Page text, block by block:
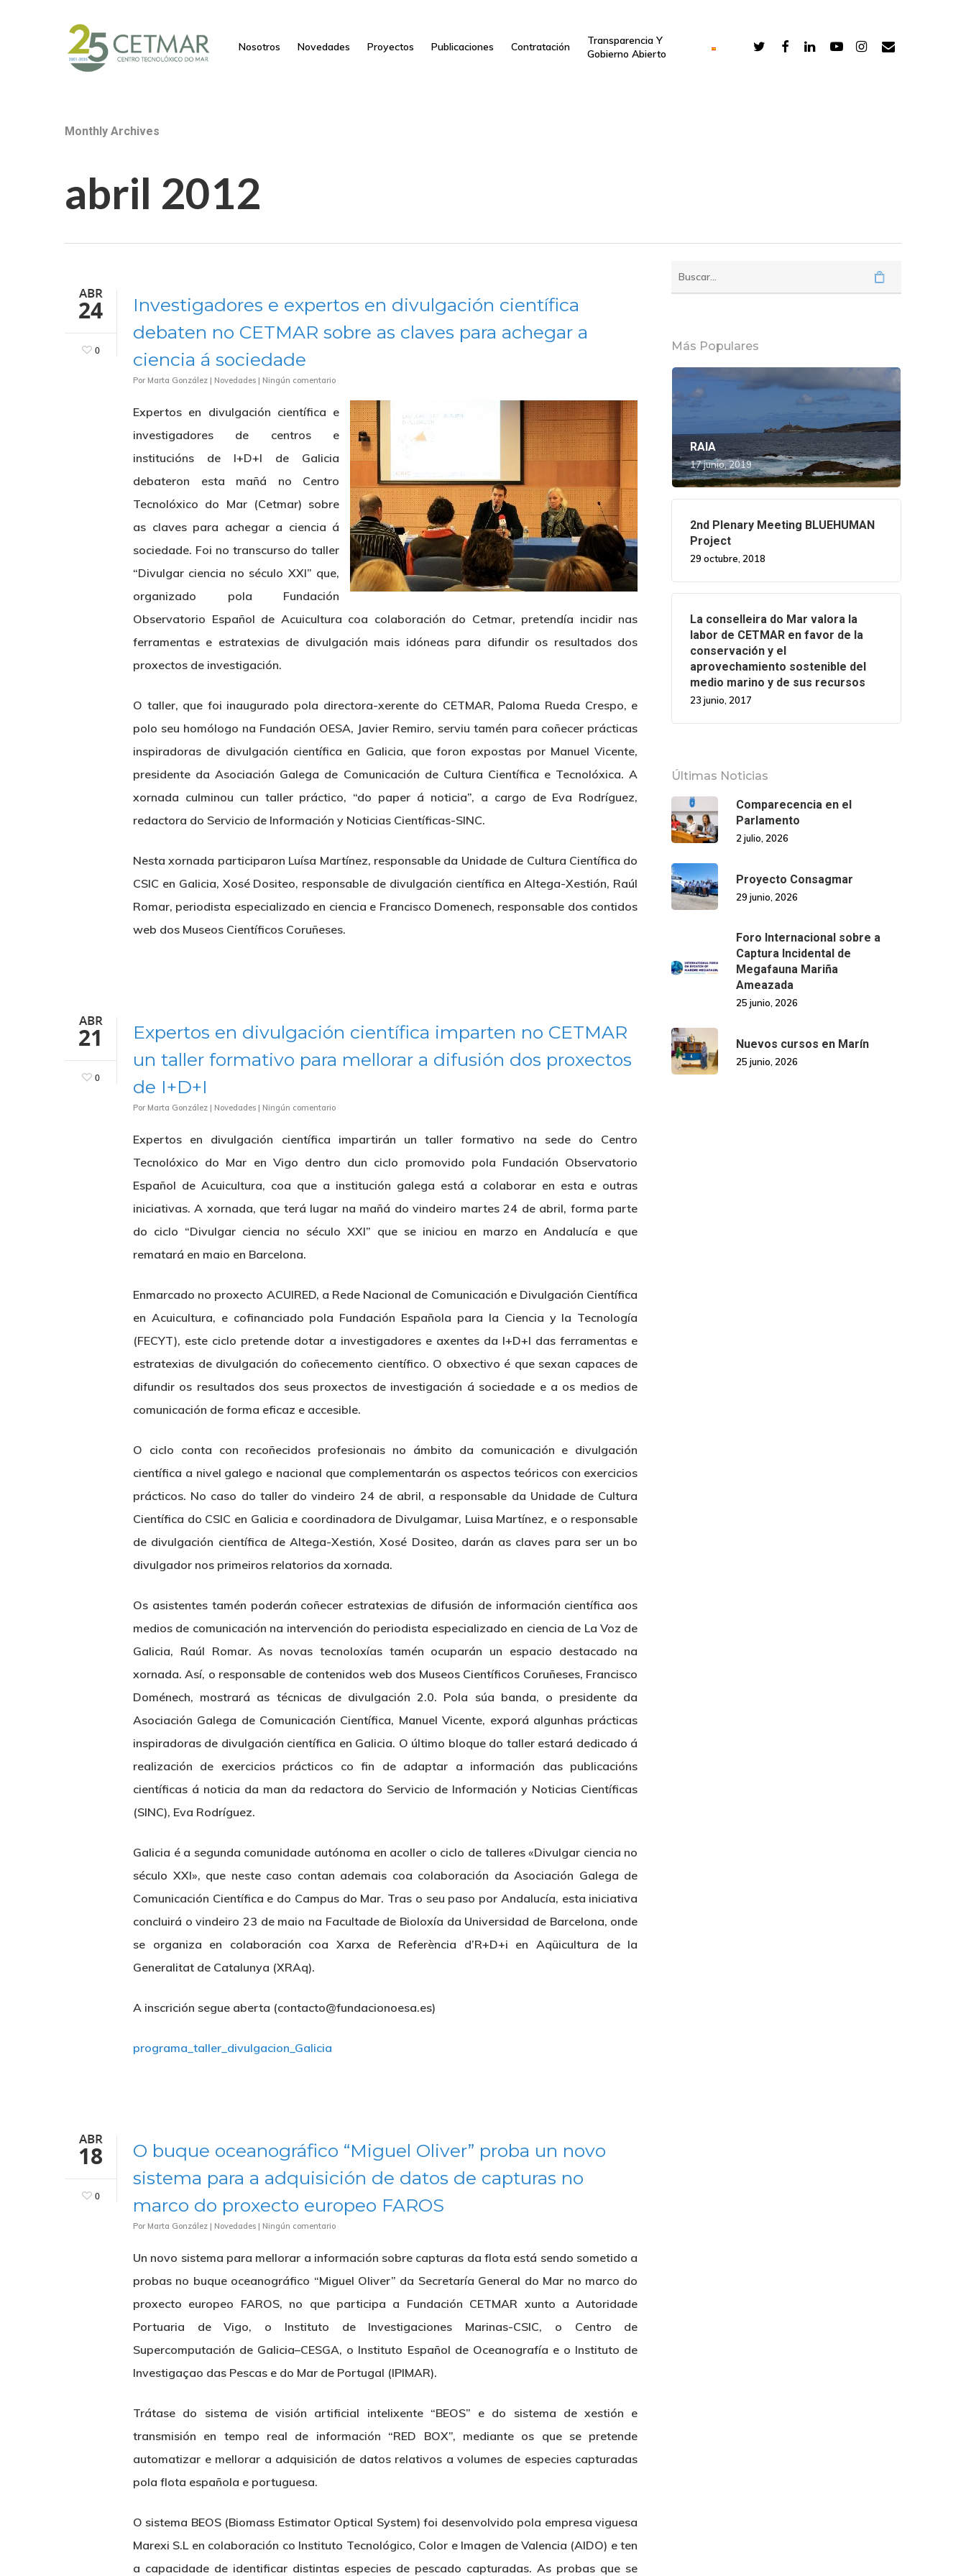
Hit enter to search or ESC to close
Nosotros Novedades Proyectos Publicaciones Contratación
Transparencia Y
Gobierno Abierto
Monthly Archives
abril 2012
ABR
24
0
Investigadores e expertos en divulgación científica
debaten no CETMAR sobre as claves para achegar a
ciencia á sociedade
Por Marta González | Novedades | Ningún comentario
Expertos en divulgación científica e
investigadores de centros e
institucións de I+D+I de Galicia
debateron esta mañá no Centro
Tecnolóxico do Mar (Cetmar) sobre
as claves para achegar a ciencia á
sociedade. Foi no transcurso do taller
“Divulgar ciencia no século XXI” que,
organizado pola Fundación
Observatorio Español de Acuicultura coa colaboración do Cetmar, pretendía incidir nas
ferramentas e estratexias de divulgación mais idóneas para difundir os resultados dos
proxectos de investigación.
O taller, que foi inaugurado pola directora-xerente do CETMAR, Paloma Rueda Crespo, e
polo seu homólogo na Fundación OESA, Javier Remiro, serviu tamén para coñecer prácticas
inspiradoras de divulgación científica en Galicia, que foron expostas por Manuel Vicente,
presidente da Asociación Galega de Comunicación de Cultura Científica e Tecnolóxica. A
xornada culminou cun taller práctico, “do paper á noticia”, a cargo de Eva Rodríguez,
redactora do Servicio de Información y Noticias Científicas-SINC.
Nesta xornada participaron Luísa Martínez, responsable da Unidade de Cultura Científica do
CSIC en Galicia, Xosé Dositeo, responsable de divulgación científica en Altega-Xestión, Raúl
Romar, periodista especializado en ciencia e Francisco Domenech, responsable dos contidos
web dos Museos Científicos Coruñeses.
ABR
21
0
Expertos en divulgación científica imparten no CETMAR
un taller formativo para mellorar a difusión dos proxectos
de I+D+I
Por Marta González | Novedades | Ningún comentario
Expertos en divulgación científica impartirán un taller formativo na sede do Centro
Tecnolóxico do Mar en Vigo dentro dun ciclo promovido pola Fundación Observatorio
Español de Acuicultura, coa que a institución galega está a colaborar en esta e outras
iniciativas. A xornada, que terá lugar na mañá do vindeiro martes 24 de abril, forma parte
do ciclo “Divulgar ciencia no século XXI” que se iniciou en marzo en Andalucía e que
rematará en maio en Barcelona.
Enmarcado no proxecto ACUIRED, a Rede Nacional de Comunicación e Divulgación Científica
en Acuicultura, e cofinanciado pola Fundación Española para la Ciencia y la Tecnología
(FECYT), este ciclo pretende dotar a investigadores e axentes da I+D+I das ferramentas e
estratexias de divulgación do coñecemento científico. O obxectivo é que sexan capaces de
difundir os resultados dos seus proxectos de investigación á sociedade e a os medios de
comunicación de forma eficaz e accesible.
O ciclo conta con recoñecidos profesionais no ámbito da comunicación e divulgación
científica a nivel galego e nacional que complementarán os aspectos teóricos con exercicios
prácticos. No caso do taller do vindeiro 24 de abril, a responsable da Unidade de Cultura
Científica do CSIC en Galicia e coordinadora de Divulgamar, Luisa Martínez, e o responsable
de divulgación científica de Altega-Xestión, Xosé Dositeo, darán as claves para ser un bo
divulgador nos primeiros relatorios da xornada.
Os asistentes tamén poderán coñecer estratexias de difusión de información científica aos
medios de comunicación na intervención do periodista especializado en ciencia de La Voz de
Galicia, Raúl Romar. As novas tecnoloxías tamén ocuparán un espacio destacado na
xornada. Así, o responsable de contenidos web dos Museos Científicos Coruñeses, Francisco
Doménech, mostrará as técnicas de divulgación 2.0. Pola súa banda, o presidente da
Asociación Galega de Comunicación Científica, Manuel Vicente, exporá algunhas prácticas
inspiradoras de divulgación científica en Galicia. O último bloque do taller estará dedicado á
realización de exercicios prácticos co fin de adaptar a información das publicacións
científicas á noticia da man da redactora do Servicio de Información y Noticias Científicas
(SINC), Eva Rodríguez.
Galicia é a segunda comunidade autónoma en acoller o ciclo de talleres «Divulgar ciencia no
século XXI», que neste caso contan ademais coa colaboración da Asociación Galega de
Comunicación Científica e do Campus do Mar. Tras o seu paso por Andalucía, esta iniciativa
concluirá o vindeiro 23 de maio na Facultade de Bioloxía da Universidad de Barcelona, onde
se organiza en colaboración coa Xarxa de Referència d’R+D+i en Aqüicultura de la
Generalitat de Catalunya (XRAq).
A inscrición segue aberta (contacto@fundacionoesa.es)
programa_taller_divulgacion_Galicia
ABR
18
0
O buque oceanográfico “Miguel Oliver” proba un novo
sistema para a adquisición de datos de capturas no
marco do proxecto europeo FAROS
Por Marta González | Novedades | Ningún comentario
Un novo sistema para mellorar a información sobre capturas da flota está sendo sometido a
probas no buque oceanográfico “Miguel Oliver” da Secretaría General do Mar no marco do
proxecto europeo FAROS, no que participa a Fundación CETMAR xunto a Autoridade
Portuaria de Vigo, o Instituto de Investigaciones Marinas-CSIC, o Centro de
Supercomputación de Galicia–CESGA, o Instituto Español de Oceanografía e o Instituto de
Investigaçao das Pescas e do Mar de Portugal (IPIMAR).
Trátase do sistema de visión artificial intelixente “BEOS” e do sistema de xestión e
transmisión en tempo real de información “RED BOX”, mediante os que se pretende
automatizar e mellorar a adquisición de datos relativos a volumes de especies capturadas
pola flota española e portuguesa.
O sistema BEOS (Biomass Estimator Optical System) foi desenvolvido pola empresa viguesa
Marexi S.L en colaboración co Instituto Tecnológico, Color e Imagen de Valencia (AIDO) e ten
a capacidade de identificar distintas especies de pescado capturadas. As probas que se
Más Populares
RAIA
17 junio, 2019
2nd Plenary Meeting BLUEHUMAN
Project
29 octubre, 2018
La conselleira do Mar valora la
labor de CETMAR en favor de la
conservación y el
aprovechamiento sostenible del
medio marino y de sus recursos
23 junio, 2017
Últimas Noticias
Comparecencia en el
Parlamento
2 julio, 2026
Proyecto Consagmar
29 junio, 2026
Foro Internacional sobre a
Captura Incidental de
Megafauna Mariña
Ameazada
25 junio, 2026
Nuevos cursos en Marín
25 junio, 2026